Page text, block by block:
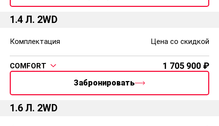
1.4 Л. 2WD
Комплектация Цена со скидкой
COMFORT 1 705 900
Забронировать
1.6 Л. 2WD